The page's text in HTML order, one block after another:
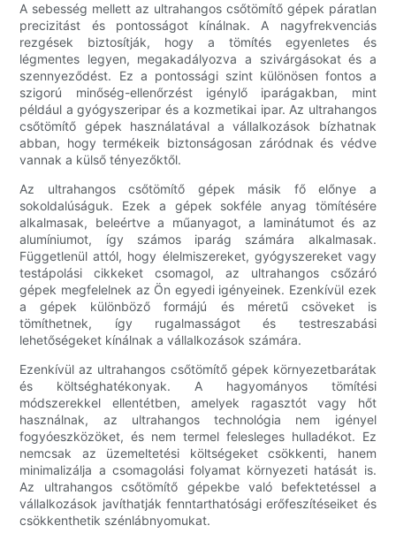
A sebesség mellett az ultrahangos csőtömítő gépek páratlan
precizitást és pontosságot kínálnak. A nagyfrekvenciás
rezgések biztosítják, hogy a tömítés egyenletes és
légmentes legyen, megakadályozva a szivárgásokat és a
szennyeződést. Ez a pontossági szint különösen fontos a
szigorú minőség-ellenőrzést igénylő iparágakban, mint
például a gyógyszeripar és a kozmetikai ipar. Az ultrahangos
csőtömítő gépek használatával a vállalkozások bízhatnak
abban, hogy termékeik biztonságosan záródnak és védve
vannak a külső tényezőktől.
Az ultrahangos csőtömítő gépek másik fő előnye a
sokoldalúságuk. Ezek a gépek sokféle anyag tömítésére
alkalmasak, beleértve a műanyagot, a laminátumot és az
alumíniumot, így számos iparág számára alkalmasak.
Függetlenül attól, hogy élelmiszereket, gyógyszereket vagy
testápolási cikkeket csomagol, az ultrahangos csőzáró
gépek megfelelnek az Ön egyedi igényeinek. Ezenkívül ezek
a gépek különböző formájú és méretű csöveket is
tömíthetnek, így rugalmasságot és testreszabási
lehetőségeket kínálnak a vállalkozások számára.
Ezenkívül az ultrahangos csőtömítő gépek környezetbarátak
és költséghatékonyak. A hagyományos tömítési
módszerekkel ellentétben, amelyek ragasztót vagy hőt
használnak, az ultrahangos technológia nem igényel
fogyóeszközöket, és nem termel felesleges hulladékot. Ez
nemcsak az üzemeltetési költségeket csökkenti, hanem
minimalizálja a csomagolási folyamat környezeti hatását is.
Az ultrahangos csőtömítő gépekbe való befektetéssel a
vállalkozások javíthatják fenntarthatósági erőfeszítéseiket és
csökkenthetik szénlábnyomukat.